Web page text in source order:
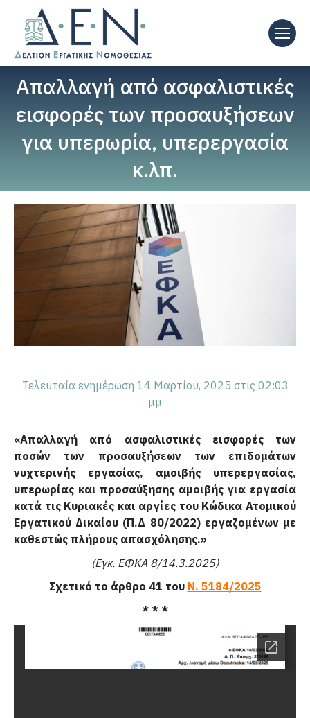
Απαλλαγή από ασφαλιστικές
εισφορές των προσαυξήσεων
για υπερωρία, υπερεργασία
κ.λπ.
Τελευταία ενημέρωση 14 Μαρτίου, 2025 στις 02:03
μμ
«Απαλλαγή από ασφαλιστικές εισφορές των
ποσών των προσαυξήσεων των επιδομάτων
νυχτερινής εργασίας, αμοιβής υπερεργασίας,
υπερωρίας και προσαύξησης αμοιβής για εργασία
κατά τις Κυριακές και αργίες του Κώδικα Ατομικού
Εργατικού Δικαίου (Π.Δ 80/2022) εργαζομένων με
καθεστώς πλήρους απασχόλησης.»
(Εγκ. ΕΦΚΑ 8/14.3.2025)
Σχετικό το άρθρο 41 του Ν. 5184/2025
* * *